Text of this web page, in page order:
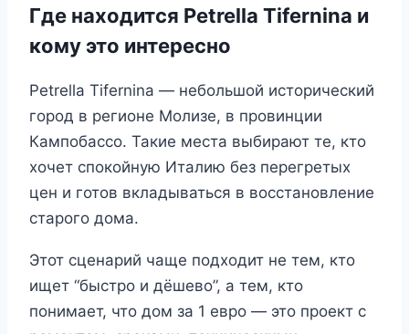
Где находится Petrella Tifernina и
кому это интересно
Petrella Tifernina — небольшой исторический
город в регионе Молизе, в провинции
Кампобассо. Такие места выбирают те, кто
хочет спокойную Италию без перегретых
цен и готов вкладываться в восстановление
старого дома.
Этот сценарий чаще подходит не тем, кто
ищет “быстро и дёшево”, а тем, кто
понимает, что дом за 1 евро — это проект с